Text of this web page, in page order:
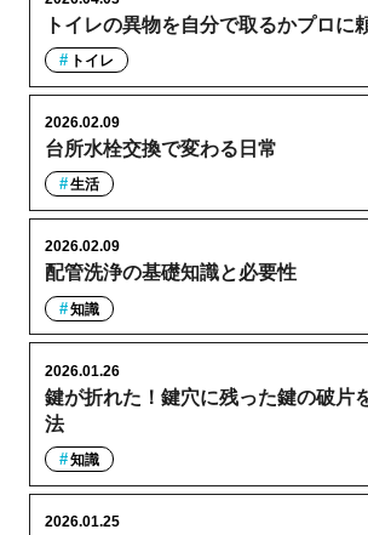
トイレの異物を自分で取るかプロに
トイレ
台所水栓交換で変わる日常
2026.02.09
生活
配管洗浄の基礎知識と必要性
2026.02.09
知識
鍵が折れた！鍵穴に残った鍵の破片
法
2026.01.26
知識
2026.01.25